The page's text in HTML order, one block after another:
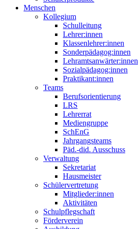
Menschen
Kollegium
Schulleitung
Lehrer:innen
Klassenlehrer:innen
Sonderpädagog:innen
Lehramtsanwärter:innen
Sozialpädagog:innen
Praktikant:innen
Teams
Berufsorientierung
LRS
Lehrerrat
Mediengruppe
SchEnG
Jahrgangsteams
Päd.-did. Ausschuss
Verwaltung
Sekretariat
Hausmeister
Schülervertretung
Mitglieder:innen
Aktivitäten
Schulpflegschaft
Förderverein